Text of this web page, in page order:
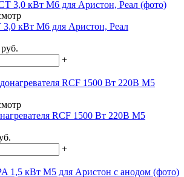
кВт M6 для Аристон, Реал
руб.
+
RCF 1500 Вт 220В М5
+